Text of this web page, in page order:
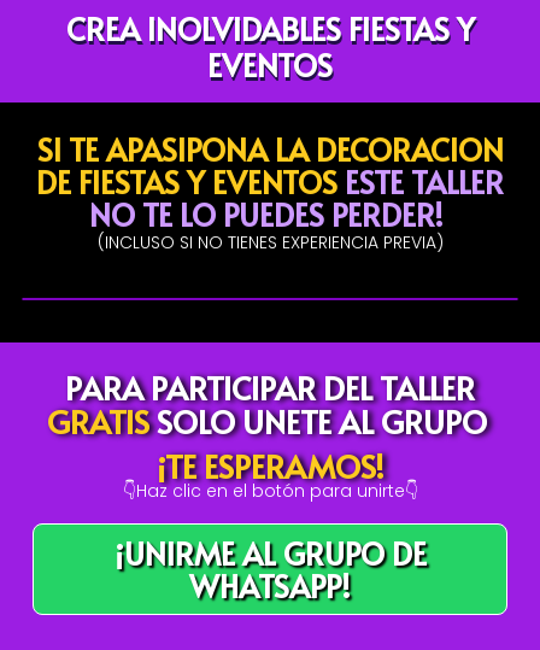
CREA INOLVIDABLES FIESTAS Y
EVENTOS
SI TE APASIPONA LA DECORACION
DE FIESTAS Y EVENTOS ESTE TALLER
NO TE LO PUEDES PERDER!
(INCLUSO SI NO TIENES EXPERIENCIA PREVIA)
PARA PARTICIPAR DEL TALLER
GRATISSOLO UNETE AL GRUPO
¡TE ESPERAMOS!
👇Haz clic en el botón para unirte👇
¡UNIRME AL GRUPO DE
WHATSAPP!